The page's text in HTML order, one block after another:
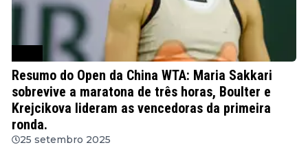
Resumo do Open da China WTA: Maria Sakkari
sobrevive a maratona de três horas, Boulter e
Krejcikova lideram as vencedoras da primeira
ronda.
25 setembro 2025